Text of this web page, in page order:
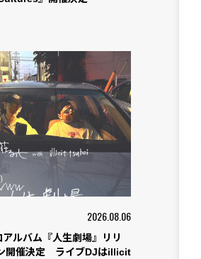
2026.08.06
ルバム『人生劇場』リリ
開催決定 ライブDJはillicit